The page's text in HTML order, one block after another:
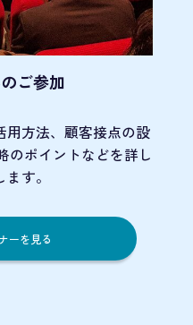
ご参加
用方法、顧客接点の設
のポイントなどを詳し
す。
ーを見る